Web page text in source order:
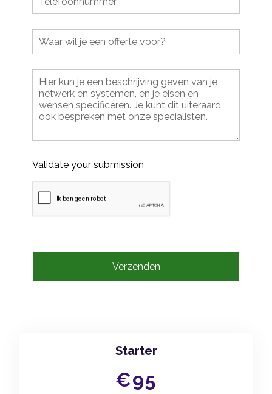
Validate your submission
Verzenden
Starter
€95